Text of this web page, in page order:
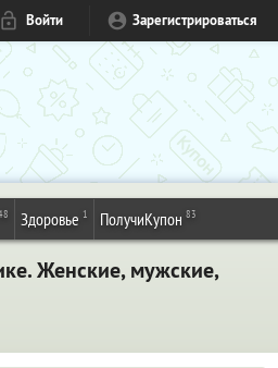
Войти Зарегистрироваться
Здоровье 1 ПолучиКупон 83
Женские, мужские,